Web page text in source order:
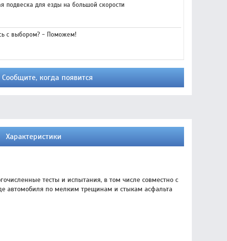
подвеска для езды на большой скорости
с выбором? - Поможем!
Сообщите, когда появится
Характеристики
тесты и испытания, в том числе совместно с
автомобиля по мелким трещинам и стыкам асфальта